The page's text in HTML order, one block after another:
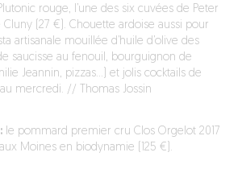
rouge, l’une des six cuvées de Peter
(27 €). Chouette ardoise aussi pour
artisanale mouillée d’huile d’olive des
saucisse au fenouil, bourguignon de
Jeannin, pizzas…) et jolis cocktails de
mercredi. // Thomas Jossin
le pommard premier cru Clos Orgelot 2017
Moines en biodynamie (125 €).